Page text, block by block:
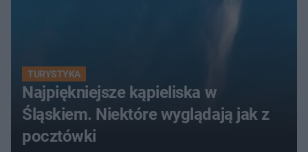
TURYSTYKA
Najpiękniejsze kąpieliska w
Śląskiem. Niektóre wyglądają jak z
pocztówki